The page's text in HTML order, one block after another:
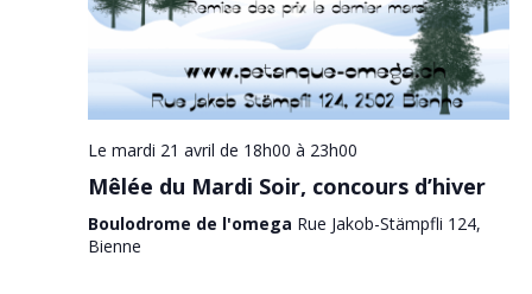
Le mardi 21 avril de 18h00 à 23h00
Mêlée du Mardi Soir, concours d’hiver
Boulodrome de l'omega Rue Jakob-Stämpfli 124,
Bienne